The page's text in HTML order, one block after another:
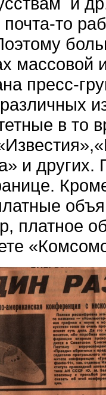
то
пресс-
в то
и
платное